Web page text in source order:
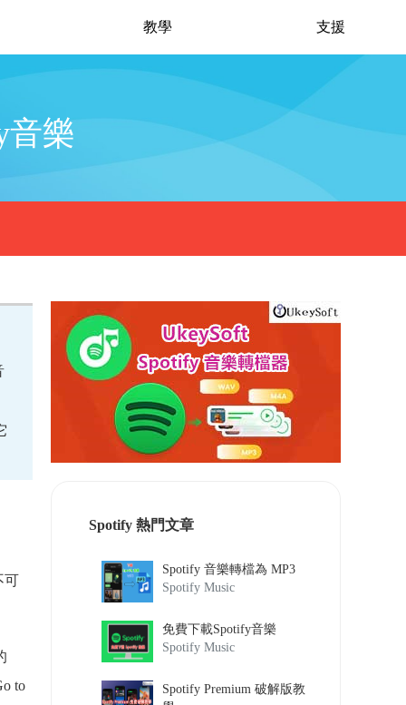
教學 支援
音樂
可
to
Spotify 熱門文章
Spotify 音樂轉檔為 MP3
Spotify Music
免費下載Spotify音樂
Spotify Music
Spotify Premium 破解版教